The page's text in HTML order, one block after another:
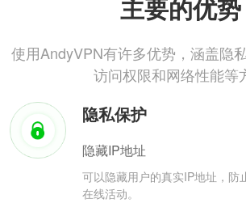
主要的优势
使用AndyVPN有许多优势，涵盖隐
访问权限和网络性能等
隐私保护
隐藏IP地址
可以隐藏用户的真实IP地址，防
在线活动。